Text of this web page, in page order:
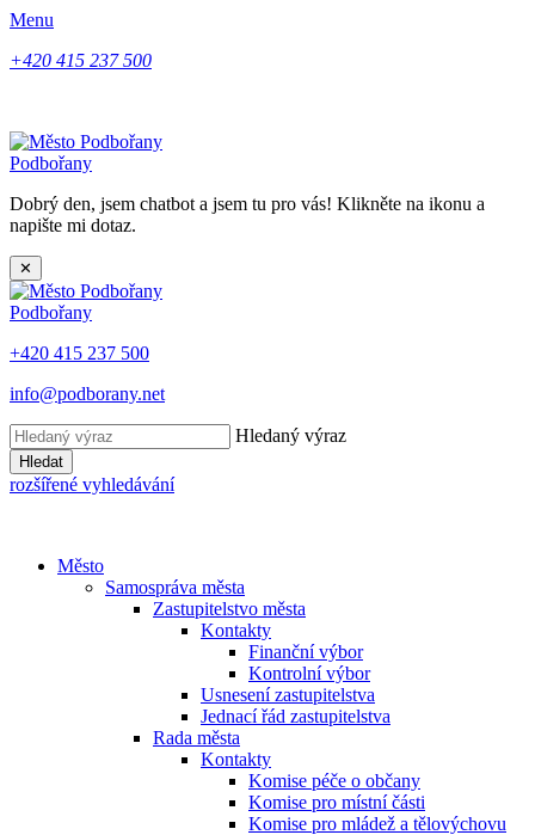
Menu
+420 415 237 500
Podbořany
Dobrý den, jsem chatbot a jsem tu pro vás! Klikněte na ikonu a
napište mi dotaz.
✕
Podbořany
+420 415 237 500
info@podborany.net
Hledaný výraz
Hledat
rozšířené vyhledávání
Město
Samospráva města
Zastupitelstvo města
Kontakty
Finanční výbor
Kontrolní výbor
Usnesení zastupitelstva
Jednací řád zastupitelstva
Rada města
Kontakty
Komise péče o občany
Komise pro místní části
Komise pro mládež a tělovýchovu